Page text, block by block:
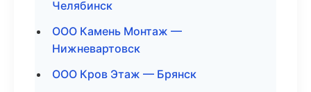
Челябинск
ООО Камень Монтаж —
Нижневартовск
ООО Кров Этаж — Брянск